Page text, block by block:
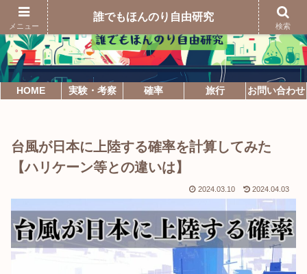
HOME 実験・考察 確率 旅行 お問い合わせ
台風が日本に上陸する確率を計算してみた
【ハリケーン等との違いは】
2024.03.10 2024.04.03
メニュー
誰でもほんのり自由研究
検索